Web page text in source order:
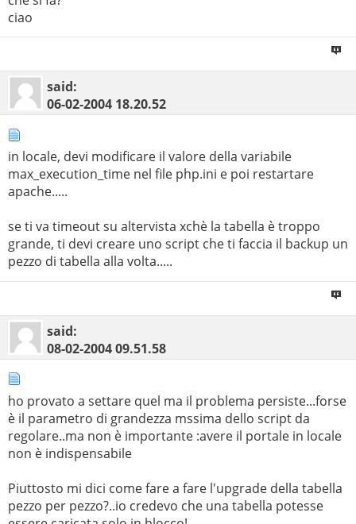
ciao
said:
06-02-2004 18.20.52
in locale, devi modificare il valore della variabile
max_execution_time nel file php.ini e poi restartare
apache.....
se ti va timeout su altervista xchè la tabella è troppo
grande, ti devi creare uno script che ti faccia il backup un
pezzo di tabella alla volta.....
said:
08-02-200409.51.58
ho provato a settare quel ma il problema persiste...forse
è il parametro di grandezza mssima dello script da
regolare..ma non è importante :avere il portale in locale
non è indispensabile
Piuttosto mi dici come fare a fare l'upgrade della tabella
pezzo per pezzo?..io credevo che una tabella potesse